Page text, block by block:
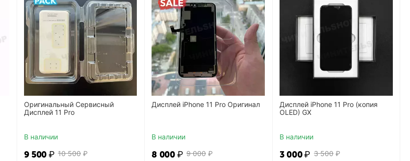
Оригинальный Сервисный
Дисплей 11 Pro
В наличии
10 500 ₽
9 500₽
Дисплей iPhone 11 Pro Оригинал
В наличии
9 000 ₽
8 000 ₽
Дисплей iPhone 11 Pro (копия
OLED) GX
В наличии
3 500 ₽
3 000₽